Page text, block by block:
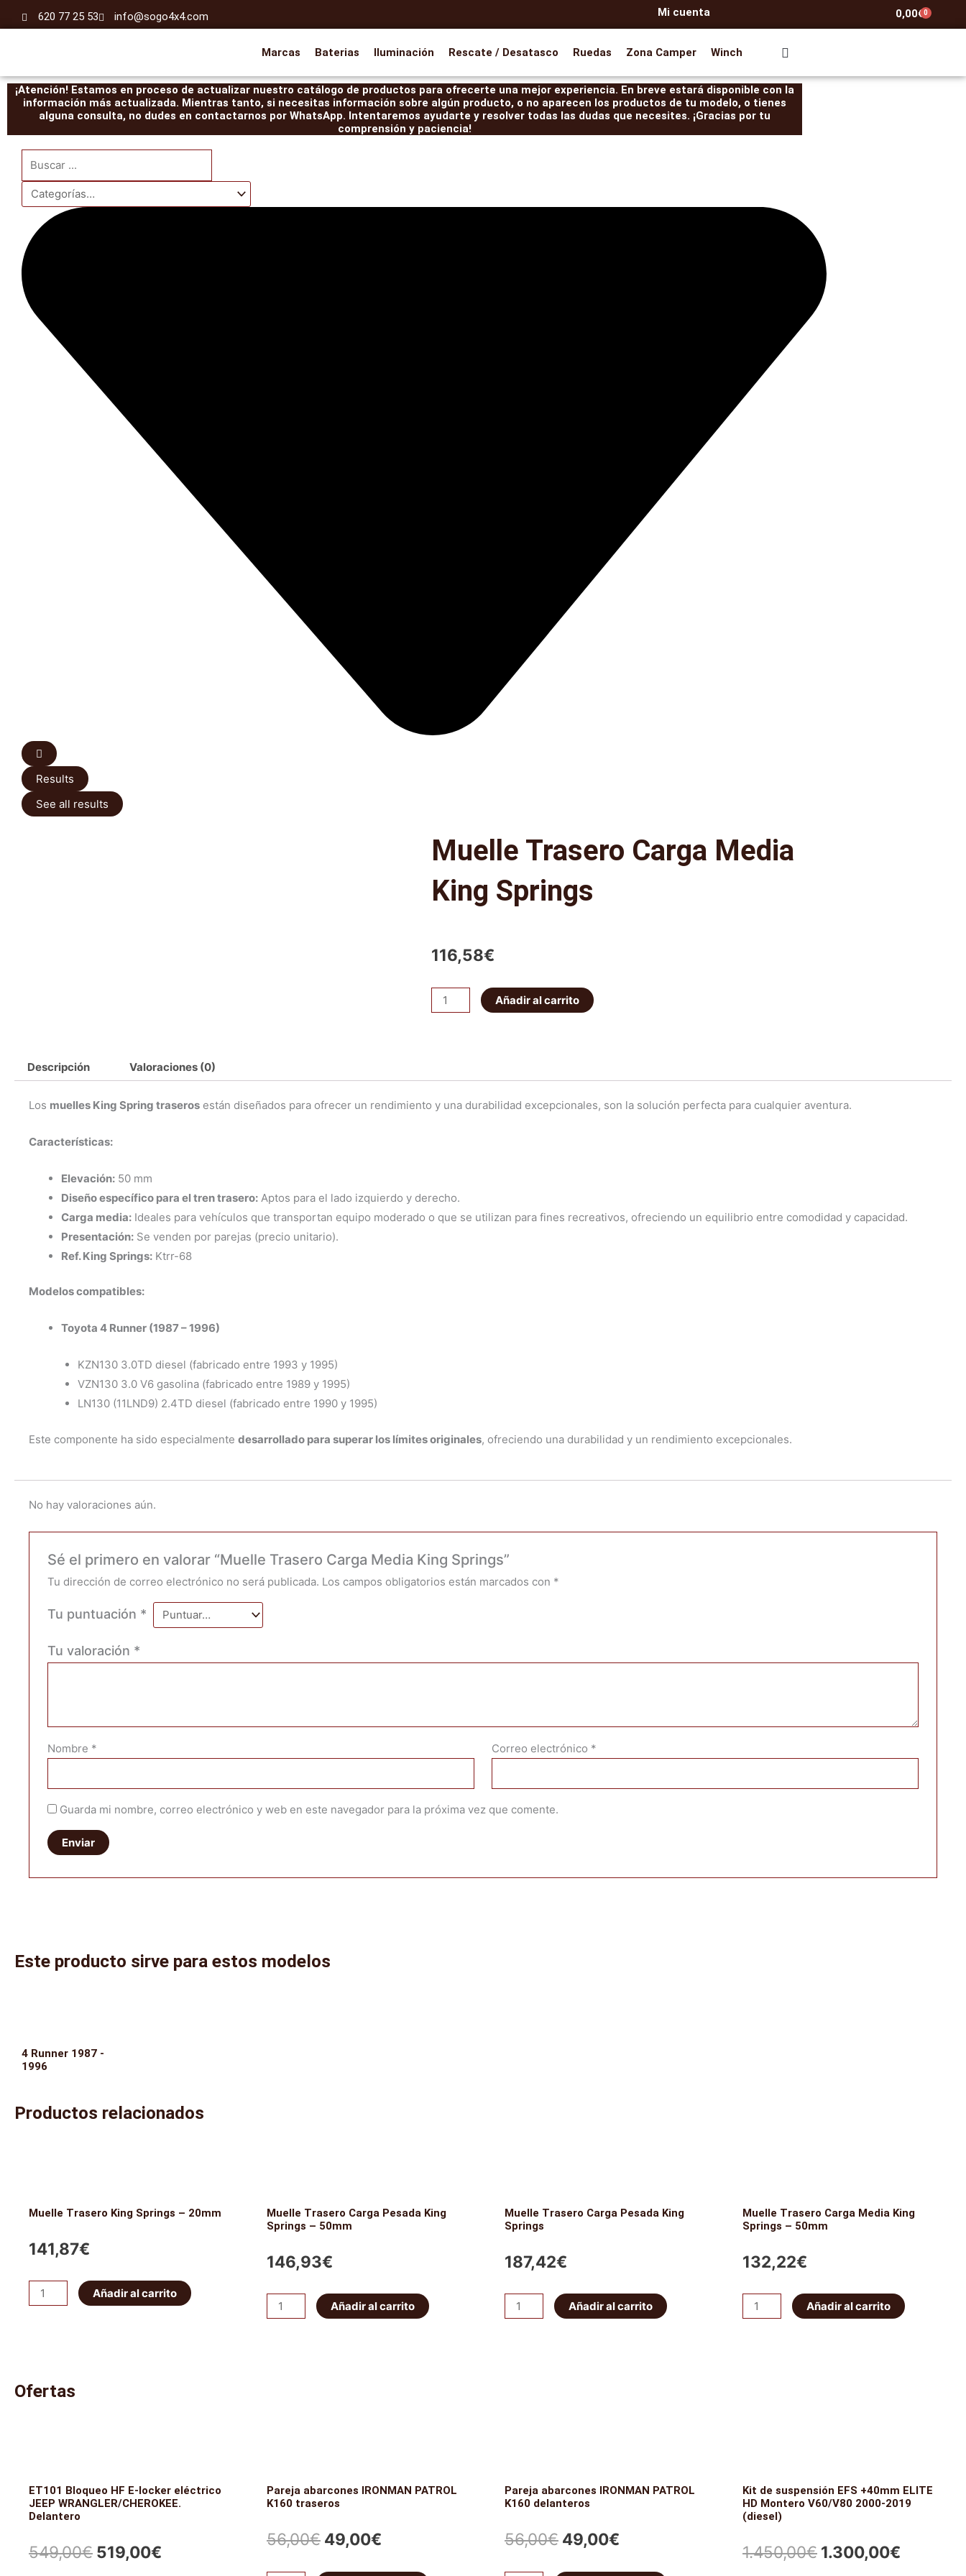
al
620 77 25 53 info@sogo4x4.com Mi cuenta 0,00€0
Carrito
Marcas Baterias Iluminación Rescate / Desatasco Ruedas Zona Camper Winch
¡Atención! Estamos en proceso de actualizar nuestro catálogo de productos para ofrecerte una mejor experiencia. En breve estará disponible con la
información más actualizada. Mientras tanto, si necesitas información sobre algún producto, o no aparecen los productos de tu modelo, o tienes
alguna consulta, no dudes en contactarnos por WhatsApp. Intentaremos ayudarte y resolver todas las dudas que necesites. ¡Gracias por tu
comprensión y paciencia!
Search
...
Results
See all results
Muelle Trasero Carga Media
King Springs
116,58€
Muelle
Trasero
cantidad
Añadir al carrito
Descripción Valoraciones (0)
Los muelles King Spring traseros están diseñados para ofrecer un rendimiento y una durabilidad excepcionales, son la solución perfecta para cualquier aventura.
Características:
Elevación: 50 mm
Diseño específico para el tren trasero: Aptos para el lado izquierdo y derecho.
Carga media: Ideales para vehículos que transportan equipo moderado o que se utilizan para fines recreativos, ofreciendo un equilibrio entre comodidad y capacidad.
Presentación: Se venden por parejas (precio unitario).
Ref. King Springs: Ktrr-68
Modelos compatibles:
Toyota 4 Runner (1987 – 1996)
KZN130 3.0TD diesel (fabricado entre 1993 y 1995)
VZN130 3.0 V6 gasolina (fabricado entre 1989 y 1995)
LN130 (11LND9) 2.4TD diesel (fabricado entre 1990 y 1995)
Este componente ha sido especialmente desarrollado para superar los límites originales, ofreciendo una durabilidad y un rendimiento excepcionales.
No hay valoraciones aún.
Sé el primero en valorar “Muelle Trasero Carga Media King Springs”
Tu dirección de correo electrónico no será publicada. Los campos obligatorios están marcados con *
Tu puntuación *
Tu valoración *
Nombre * Correo electrónico *
Guarda mi nombre, correo electrónico y web en este navegador para la próxima vez que comente.
Este producto sirve para estos modelos
4 Runner 1987 -
1996
Productos relacionados
Muelle Trasero King Springs – 20mm
141,87€
Muelle
Trasero
20mm
Añadir al carrito
Muelle Trasero Carga Pesada King
Springs – 50mm
146,93€
Muelle
Trasero
Añadir al carrito
Muelle Trasero Carga Pesada King
Springs
187,42€
Muelle
Trasero
Añadir al carrito
Muelle Trasero Carga Media King
Springs – 50mm
132,22€
Muelle
Trasero
Añadir al carrito
Ofertas
ET101 Bloqueo HF E-locker eléctrico
JEEP WRANGLER/CHEROKEE.
Delantero
549,00€ El
519,00€
Pareja abarcones IRONMAN PATROL
K160 traseros
56,00€ El
precio
49,00€
precio
Pareja abarcones IRONMAN PATROL
K160 delanteros
56,00€ El
precio
49,00€
precio
Kit de suspensión EFS +40mm ELITE
HD Montero V60/V80 2000-2019
(diesel)
1.450,00€ El
1.300,00€